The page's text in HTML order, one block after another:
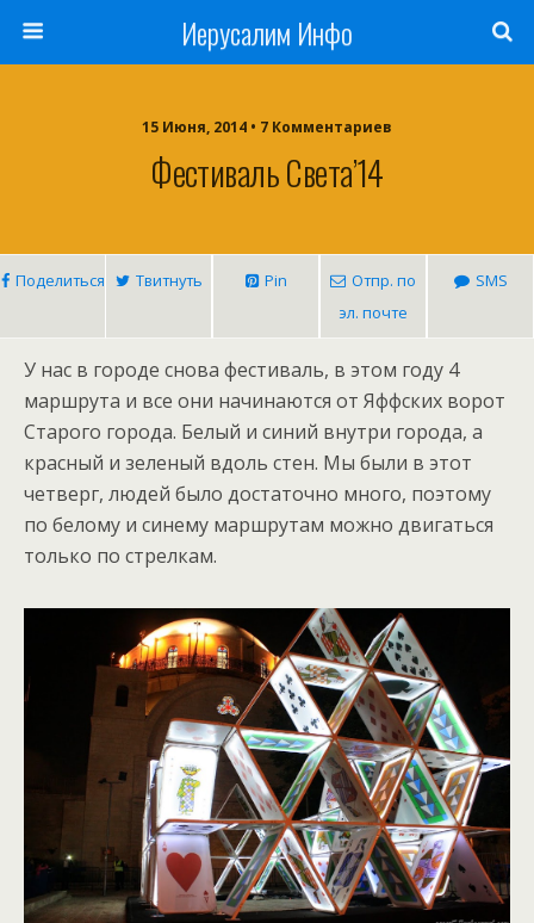
Иерусалим Инфо
15 Июня, 2014 • 7 Комментариев
Фестиваль Света’14
Поделиться Твитнуть Pin
Отпр. по
эл. почте
SMS
У нас в городе снова фестиваль, в этом году 4
маршрута и все они начинаются от Яффских ворот
Старого города. Белый и синий внутри города, а
красный и зеленый вдоль стен. Мы были в этот
четверг, людей было достаточно много, поэтому
по белому и синему маршрутам можно двигаться
только по стрелкам.